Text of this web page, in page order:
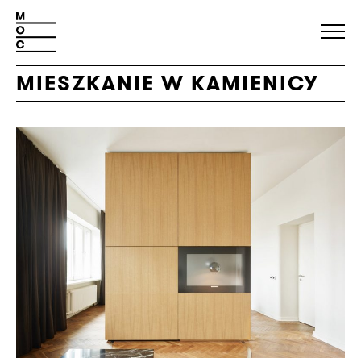
MIESZKANIE W KAMIENICY